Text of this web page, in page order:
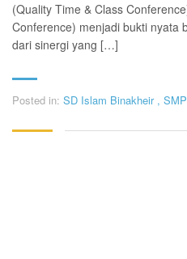
(Quality Time & Class
Conference) menjadi bukti nyata
dari sinergi yang […]
Posted in: SD Islam Binakheir ,